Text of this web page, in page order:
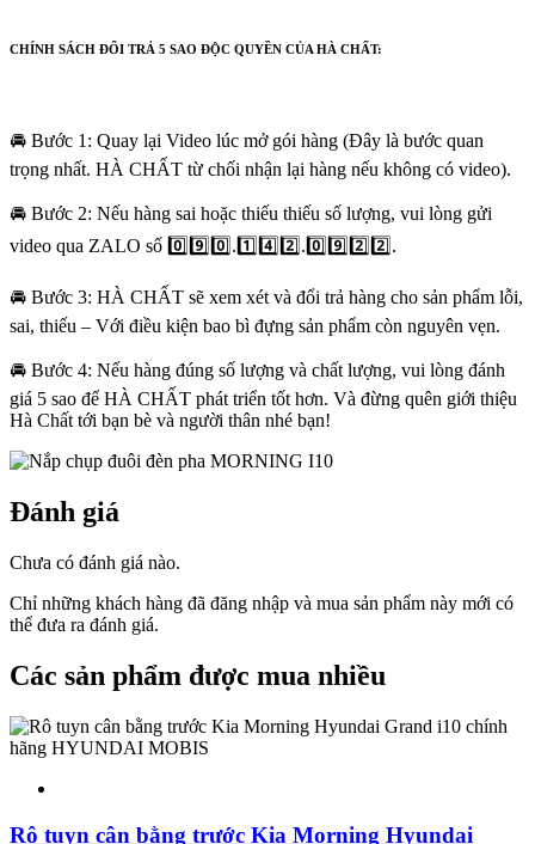
CHÍNH SÁCH ĐỔI TRẢ 5 SAO ĐỘC QUYỀN CỦA HÀ CHẤT:
🚘 Bước 1: Quay lại Video lúc mở gói hàng (Đây là bước quan
trọng nhất. HÀ CHẤT từ chối nhận lại hàng nếu không có video).
🚘 Bước 2: Nếu hàng sai hoặc thiếu thiếu số lượng, vui lòng gửi
video qua ZALO số 0️⃣9️⃣0️⃣.1️⃣4️⃣2️⃣.0️⃣9️⃣2️⃣2️⃣.
🚘 Bước 3: HÀ CHẤT sẽ xem xét và đổi trả hàng cho sản phẩm lỗi,
sai, thiếu – Với điều kiện bao bì đựng sản phẩm còn nguyên vẹn.
🚘 Bước 4: Nếu hàng đúng số lượng và chất lượng, vui lòng đánh
giá 5 sao để HÀ CHẤT phát triển tốt hơn. Và đừng quên giới thiệu
Hà Chất tới bạn bè và người thân nhé bạn!
Đánh giá
Chưa có đánh giá nào.
Chỉ những khách hàng đã đăng nhập và mua sản phẩm này mới có
thể đưa ra đánh giá.
Các sản phẩm được mua nhiều
Rô tuyn cân bằng trước Kia Morning Hyundai